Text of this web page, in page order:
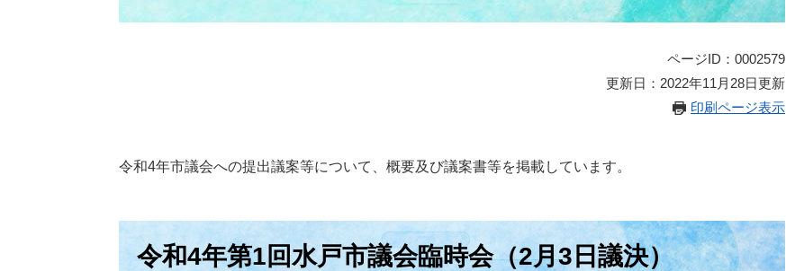
ページID：0002579
更新日：2022年11月28日更新
印刷ページ表示
令和4年市議会への提出議案等について、概要及び議案書等を掲載しています。
令和4年第1回水戸市議会臨時会（2月3日議決）